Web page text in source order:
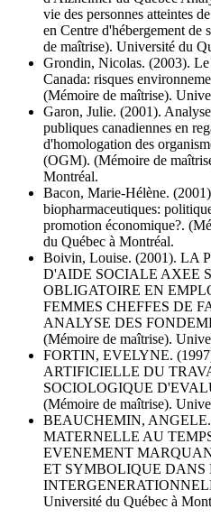
vie des personnes atteintes
en Centre d'hébergement de
de maîtrise). Université du
Grondin, Nicolas. (2003). Le
Canada: risques
(Mémoire de maîtrise).
Garon, Julie. (2001).
publiques canadiennes en
d'homologation des
(OGM). (Mémoire de
Montréal.
Bacon, Marie-Hélène.
biopharmaceutiques:
promotion économique?.
du Québec à Montréal.
Boivin, Louise. (2001). LA
D'AIDE SOCIALE AXEE
OBLIGATOIRE EN
FEMMES CHEFFES DE
ANALYSE DES
(Mémoire de maîtrise).
FORTIN, EVELYNE.
ARTIFICIELLE DU
SOCIOLOGIQUE
(Mémoire de maîtrise).
BEAUCHEMIN,
MATERNELLE AU
EVENEMENT
ET SYMBOLIQUE DANS
Université du Québec à